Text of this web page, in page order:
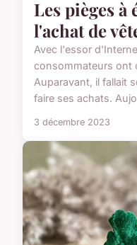
Les pièges à
l'achat de
Avec l'essor
consommateurs ont
Auparavant, il fallait
faire ses achats.
3 décembre 2023